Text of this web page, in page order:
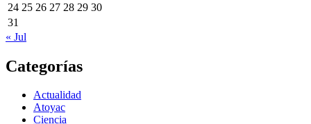
24 25 26 27 28 29 30
31
« Jul
Categorías
Actualidad
Atoyac
Ciencia